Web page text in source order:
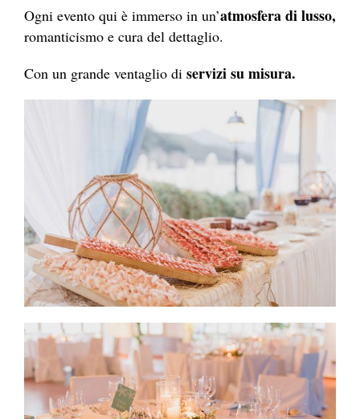
Ogni evento qui è immerso in un’atmosfera di lusso,
romanticismo e cura del dettaglio.
Con un grande ventaglio di servizi su misura.